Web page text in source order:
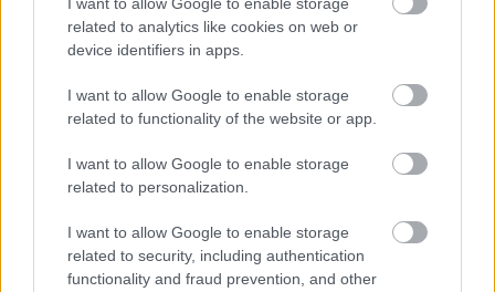
related to analytics like cookies on web or
device identifiers in apps.
I want to allow Google to enable storage
related to functionality of the website or app.
I want to allow Google to enable storage
related to personalization.
I want to allow Google to enable storage
related to security, including authentication
functionality and fraud prevention, and other
megfigyelését raktározta, és mikor szükség
volt rá, előszedte az alakításai során".
Színház Tábori Nóra